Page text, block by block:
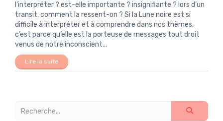
l’interpréter ? est-elle importante ? insignifiante ? lors d’un
transit, comment la ressent-on ? Si la Lune noire est si
difficile à interpréter et à comprendre dans nos thèmes,
c’est parce qu’elle est la porteuse de messages tout droit
venus de notre inconscient...
Lire la suite